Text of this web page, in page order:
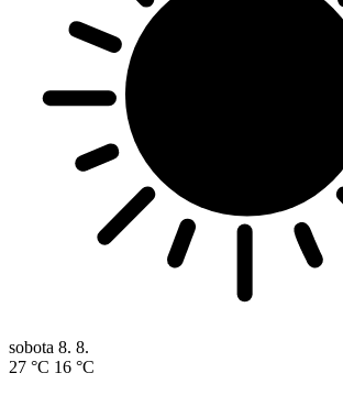
sobota 8. 8.
27 °C 16 °C